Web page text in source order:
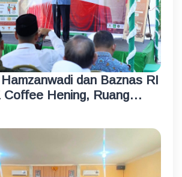
dan Baznas RI
Coffee Hening, Ruang
bagi Penyandang